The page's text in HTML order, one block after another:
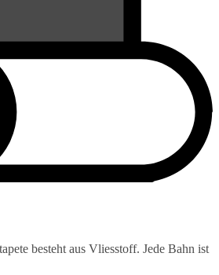
besteht aus Vliesstoff. Jede Bahn ist